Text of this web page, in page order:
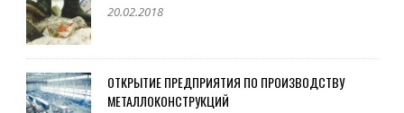
20.02.2018
ОТКРЫТИЕ ПРЕДПРИЯТИЯ ПО ПРОИЗВОДСТВУ
МЕТАЛЛОКОНСТРУКЦИЙ